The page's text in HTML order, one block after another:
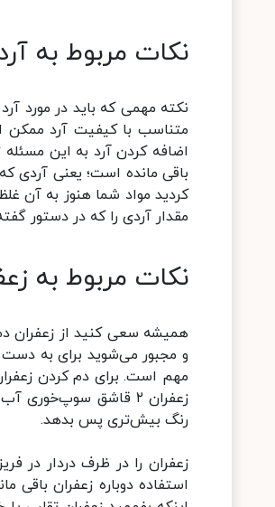
نکات مربوط به
نکته مهمی که باید در مورد
متناسب با کیفیت آرد ممکن
اضافه کردن آرد به این
باقی مانده است؛ یعنی آردی
کردید مواد شما هنوز به آن
مقدار آردی را که در دستور
نکات مربوط به
همیشه سعی کنید از زعفران
و مجبور می‌شوید برای به دست
رنگ بیش‌تری پس بدهد.
زعفران را در ظرف دردار در
استفاده دوباره زعفران باقی